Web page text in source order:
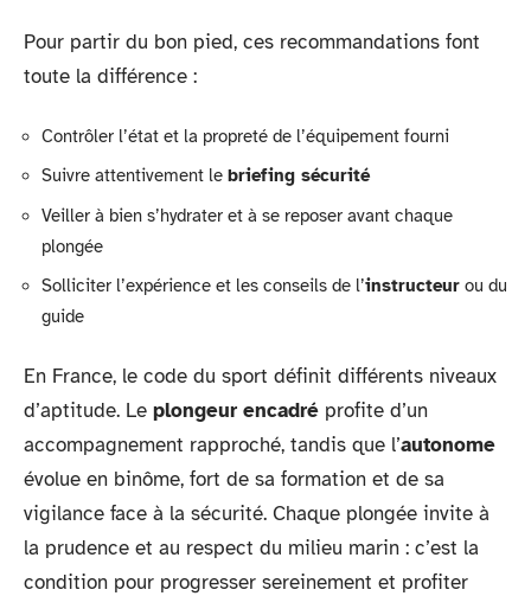
Pour partir du bon pied, ces recommandations font
toute la différence :
Contrôler l’état et la propreté de l’équipement fourni
Suivre attentivement le briefing sécurité
Veiller à bien s’hydrater et à se reposer avant chaque
plongée
Solliciter l’expérience et les conseils de l’instructeur ou du
guide
En France, le code du sport définit différents niveaux
d’aptitude. Le plongeur encadré profite d’un
accompagnement rapproché, tandis que l’autonome
évolue en binôme, fort de sa formation et de sa
vigilance face à la sécurité. Chaque plongée invite à
la prudence et au respect du milieu marin : c’est la
condition pour progresser sereinement et profiter